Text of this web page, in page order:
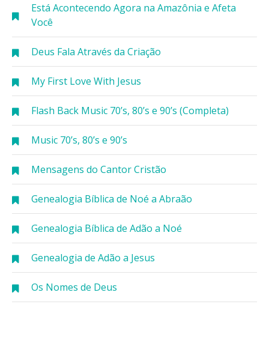
Está Acontecendo Agora na Amazônia e Afeta
Você
Deus Fala Através da Criação
My First Love With Jesus
Flash Back Music 70’s, 80’s e 90’s (Completa)
Music 70’s, 80’s e 90’s
Mensagens do Cantor Cristão
Genealogia Bíblica de Noé a Abraão
Genealogia Bíblica de Adão a Noé
Genealogia de Adão a Jesus
Os Nomes de Deus